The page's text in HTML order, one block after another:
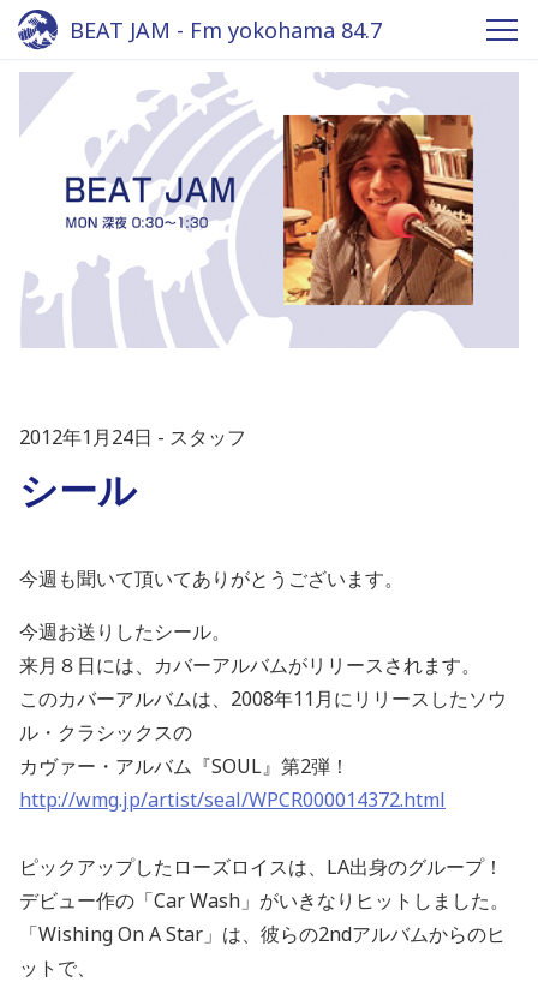
BEAT JAM - Fm yokohama 84.7
2012年1月24日 スタッフ
シール
今週も聞いて頂いてありがとうございます。
今週お送りしたシール。
来月８日には、カバーアルバムがリリースされます。
このカバーアルバムは、2008年11月にリリースしたソウ
ル・クラシックスの
カヴァー・アルバム『SOUL』第2弾！
http://wmg.jp/artist/seal/WPCR000014372.html
ピックアップしたローズロイスは、LA出身のグループ！
デビュー作の「Car Wash」がいきなりヒットしました。
「Wishing On A Star」は、彼らの2ndアルバムからのヒ
ットで、